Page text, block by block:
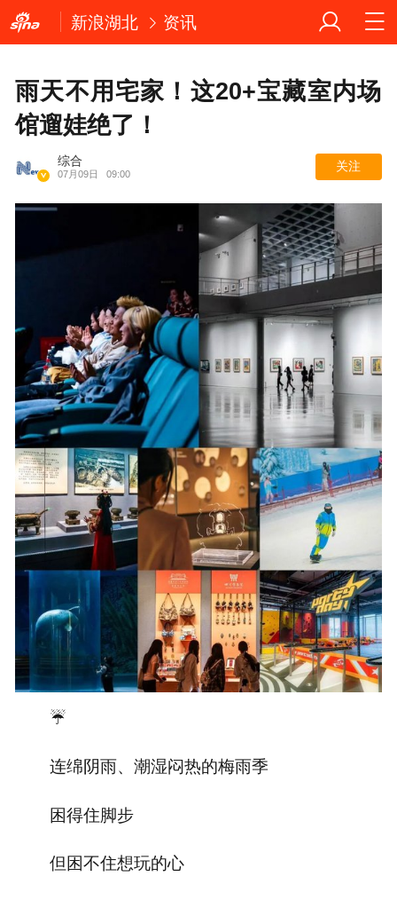
新浪湖北 资讯
雨天不用宅家！这20+宝藏室内场
馆遛娃绝了！
综合
07月09日 09:00
关注
☔️
连绵阴雨、潮湿闷热的梅雨季
困得住脚步
但困不住想玩的心